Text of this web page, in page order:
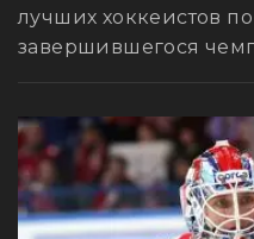
лучших хоккеистов
завершившегося